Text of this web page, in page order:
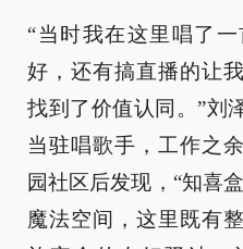
“当时我在这里唱了
好，还有搞直播的让
找到了价值认同。”刘
当驻唱歌手，工作之
园社区后发现，“知喜
魔法空间，这里既有